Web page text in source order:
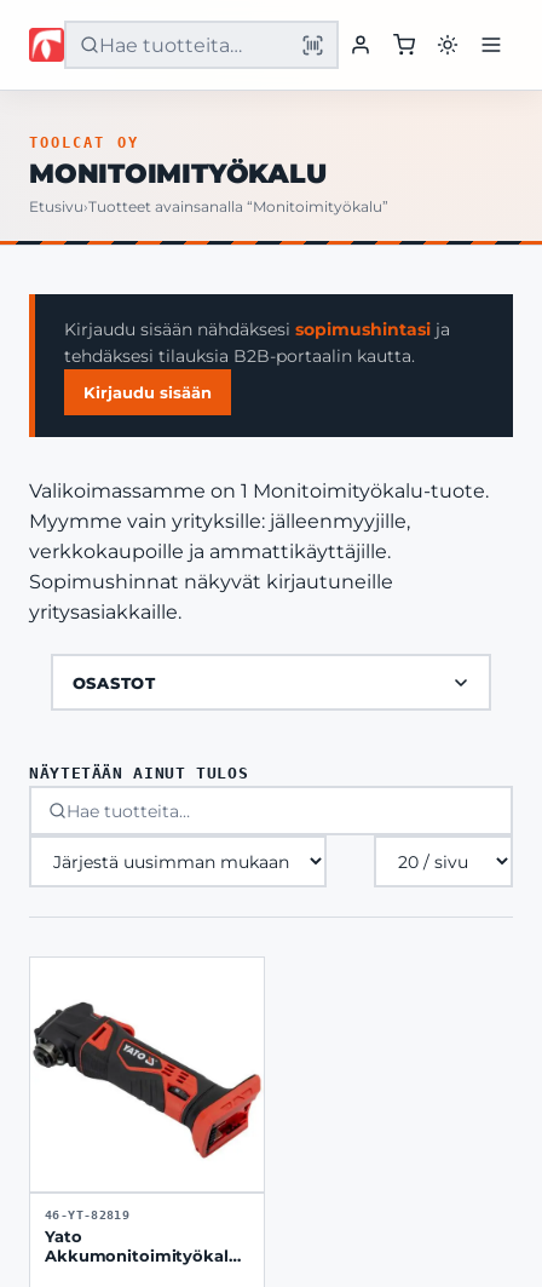
Etusivu
Yritys
Yhteystiedot
TOOLCAT OY
MONITOIMITYÖKALU
Etusivu›Tuotteet avainsanalla “Monitoimityökalu”
Kirjaudu sisään nähdäksesi sopimushintasi ja
tehdäksesi tilauksia B2B-portaalin kautta.
Kirjaudu sisään
Valikoimassamme on 1 Monitoimityökalu-tuote.
Myymme vain yrityksille: jälleenmyyjille,
verkkokaupoille ja ammattikäyttäjille.
Sopimushinnat näkyvät kirjautuneille
yritysasiakkaille.
OSASTOT
NÄYTETÄÄN AINUT TULOS
Tuotteita
sivulla
46-YT-82819
Yato
Akkumonitoimityökalu